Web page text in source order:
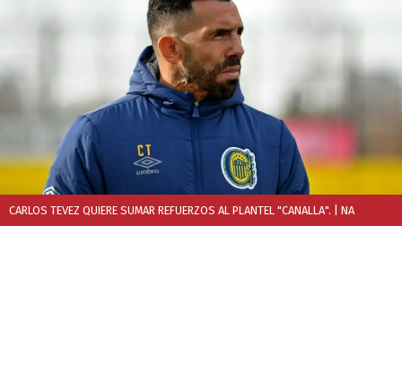
CARLOS TEVEZ QUIERE SUMAR REFUERZOS AL PLANTEL "CANALLA". | NA